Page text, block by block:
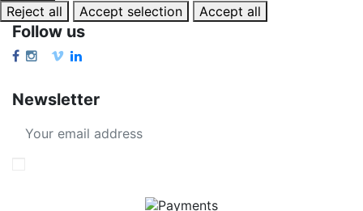
Reject all
Accept selection Accept all
Follow us
Newsletter